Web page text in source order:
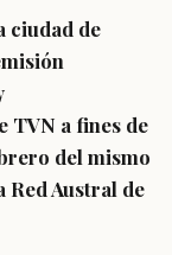
ciudad de
TVN a fines de
del mismo
Austral de